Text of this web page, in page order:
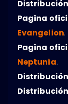
Pagina
Evangelion.
Pagina
Neptunia.